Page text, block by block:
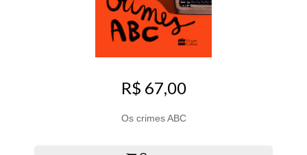
R$ 67,00
Os crimes ABC